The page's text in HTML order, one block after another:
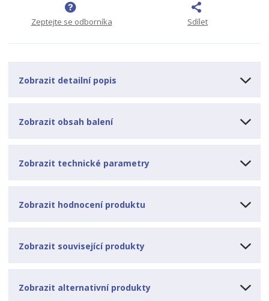
í
Zeptejte se odborníka Sdílet
Zobrazit detailní popis
Zobrazit obsah balení
Zobrazit technické parametry
Zobrazit hodnocení produktu
Zobrazit související produkty
Zobrazit alternativní produkty